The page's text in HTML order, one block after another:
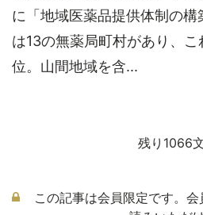
に「地域医薬品提供体制の構
は13の無薬局町村があり、
位。山間地域を含...
残り1066
この記事は会員限定です。